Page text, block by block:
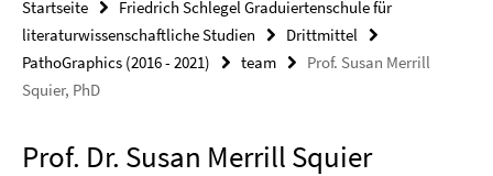
Startseite
Friedrich Schlegel Graduiertenschule für
literaturwissenschaftliche Studien
Drittmittel
PathoGraphics (2016 - 2021)
team
Prof. Susan Merrill
Squier, PhD
Prof. Dr. Susan Merrill Squier